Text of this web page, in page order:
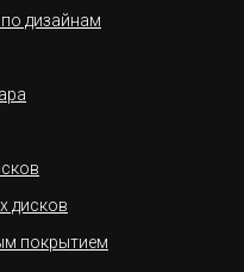
дизайнам
дисков
покрытием